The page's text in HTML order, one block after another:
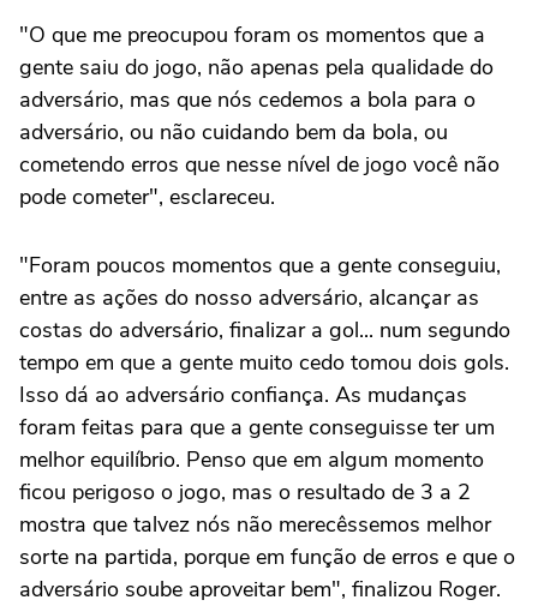
"O que me preocupou foram os momentos que a
gente saiu do jogo, não apenas pela qualidade do
adversário, mas que nós cedemos a bola para o
adversário, ou não cuidando bem da bola, ou
cometendo erros que nesse nível de jogo você não
pode cometer", esclareceu.
"Foram poucos momentos que a gente conseguiu,
entre as ações do nosso adversário, alcançar as
costas do adversário, finalizar a gol... num segundo
tempo em que a gente muito cedo tomou dois gols.
Isso dá ao adversário confiança. As mudanças
foram feitas para que a gente conseguisse ter um
melhor equilíbrio. Penso que em algum momento
ficou perigoso o jogo, mas o resultado de 3 a 2
mostra que talvez nós não merecêssemos melhor
sorte na partida, porque em função de erros e que o
adversário soube aproveitar bem", finalizou Roger.